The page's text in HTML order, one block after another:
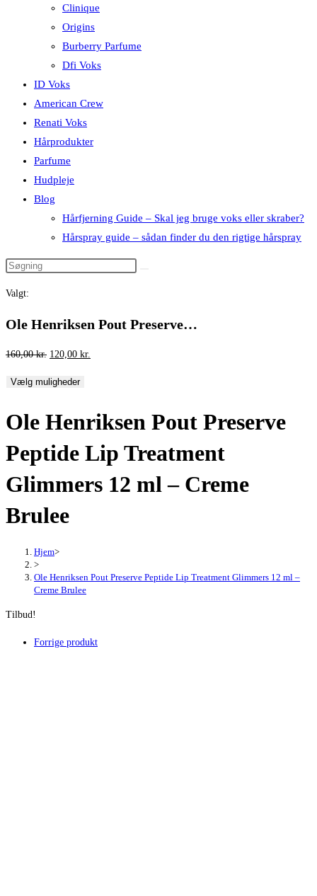
Clinique
Origins
Burberry Parfume
Dfi Voks
ID Voks
American Crew
Renati Voks
Hårprodukter
Parfume
Hudpleje
Blog
Hårfjerning Guide – Skal jeg bruge voks eller skraber?
Hårspray guide – sådan finder du den rigtige hårspray
Valgt:
Ole Henriksen Pout Preserve…
160,00kr. Den
pris
160,00 kr..
120,00 kr.
120,00 kr..
Vælg muligheder
Ole Henriksen Pout Preserve
Peptide Lip Treatment
Glimmers 12 ml – Creme
Brulee
Hjem>
>
Ole Henriksen Pout Preserve Peptide Lip Treatment Glimmers 12 ml –
Creme Brulee
Tilbud!
Forrige produkt